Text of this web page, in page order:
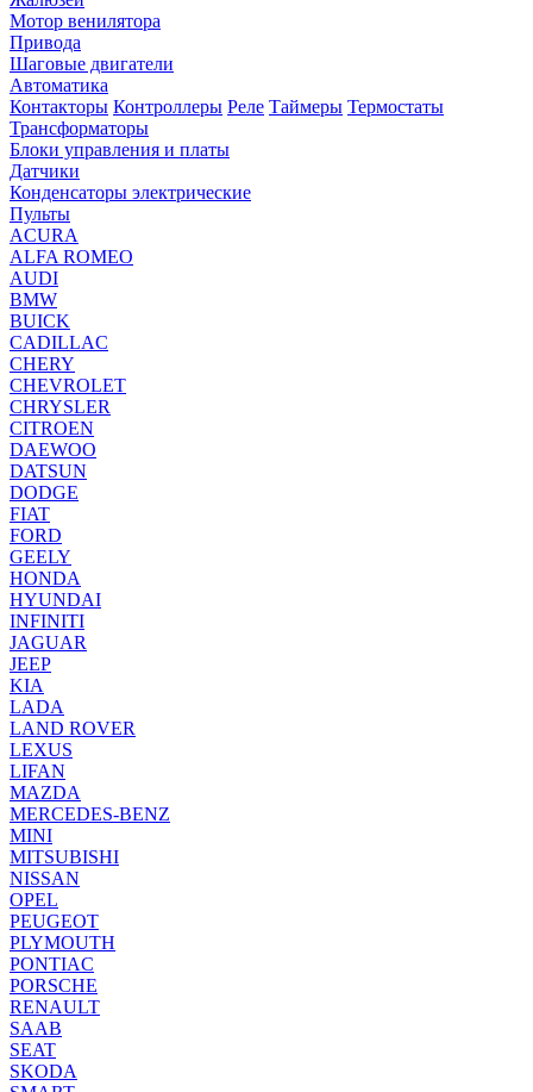
Мотор венилятора
Привода
Шаговые двигатели
Автоматика
Контакторы Контроллеры Реле Таймеры Термостаты
Трансформаторы
Блоки управления и платы
Датчики
Конденсаторы электрические
Пульты
ACURA
ALFA ROMEO
AUDI
BMW
BUICK
CADILLAC
CHERY
CHEVROLET
CHRYSLER
CITROEN
DAEWOO
DATSUN
DODGE
FIAT
FORD
GEELY
HONDA
HYUNDAI
INFINITI
JAGUAR
JEEP
KIA
LADA
LAND ROVER
LEXUS
LIFAN
MAZDA
MERCEDES-BENZ
MINI
MITSUBISHI
NISSAN
OPEL
PEUGEOT
PLYMOUTH
PONTIAC
PORSCHE
RENAULT
SAAB
SEAT
SKODA